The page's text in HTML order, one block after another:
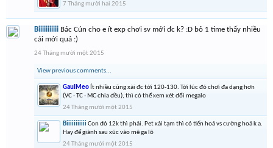
7 Tháng mười hai 2015
Biiiiiiiiiii Bác Cún cho e ít exp chơi sv mới đc k? :D bỏ 1 time thấy nhiều
cái mới quá :)
24 Tháng mười một 2015
View previous comments...
GauIMeo Ít nhiều cũng xài đc tới 120-130. Tới lúc đó chơi đa dạng hơn
(VC - TC - MC chia đều), thì có thể xem xét đổi megalo
24 Tháng mười một 2015
Biiiiiiiiiii Con đó 12k thì phải. Pet xài tạm thì có tiến hoá vs cường hoá k a.
Hay để giành sau xúc vào mê ga lô
24 Tháng mười một 2015